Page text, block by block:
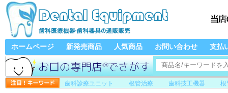
ホームページ 新発売商品 人気商品 お問い合わせ 支払
歯科診療ユニット 根管治療 歯科技工機器
根